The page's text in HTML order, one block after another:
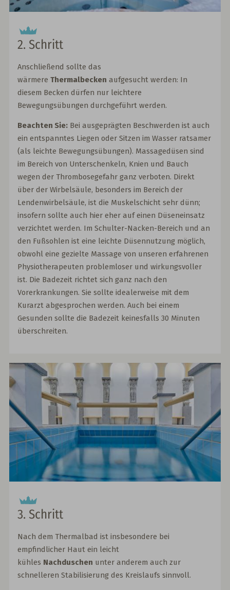
2. Schritt
Anschließend sollte das
wärmereThermalbecken aufgesucht werden: In
diesem Becken dürfen nur leichtere
Bewegungsübungen durchgeführt werden.
Beachten Sie: Bei ausgeprägten Beschwerden ist auch
ein entspanntes Liegen oder Sitzen im Wasser ratsamer
(als leichte Bewegungsübungen). Massagedüsen sind
im Bereich von Unterschenkeln, Knien und Bauch
wegen der Thrombosegefahr ganz verboten. Direkt
über der Wirbelsäule, besonders im Bereich der
Lendenwirbelsäule, ist die Muskelschicht sehr dünn;
insofern sollte auch hier eher auf einen Düseneinsatz
verzichtet werden. Im Schulter-Nacken-Bereich und an
den Fußsohlen ist eine leichte Düsennutzung möglich,
obwohl eine gezielte Massage von unseren erfahrenen
Physiotherapeuten problemloser und wirkungsvoller
ist. Die Badezeit richtet sich ganz nach den
Vorerkrankungen. Sie sollte idealerweise mit dem
Kurarzt abgesprochen werden. Auch bei einem
Gesunden sollte die Badezeit keinesfalls 30 Minuten
überschreiten.
3. Schritt
Nach dem Thermalbad ist insbesondere bei
empfindlicher Haut ein leicht
kühles Nachduschen unter anderem auch zur
schnelleren Stabilisierung des Kreislaufs sinnvoll.